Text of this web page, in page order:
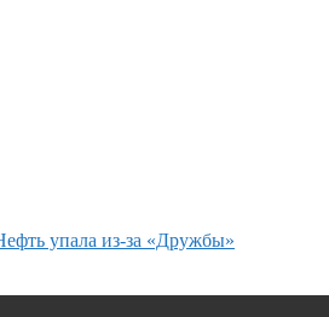
упала из-за «Дружбы»